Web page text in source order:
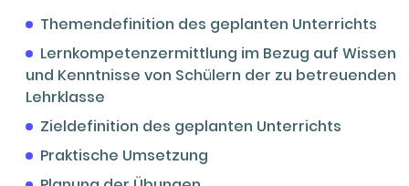
Themendefinition des geplanten Unterrichts
Lernkompetenzermittlung im Bezug auf Wissen
und Kenntnisse von Schülern der zu betreuenden
Lehrklasse
Zieldefinition des geplanten Unterrichts
Praktische Umsetzung